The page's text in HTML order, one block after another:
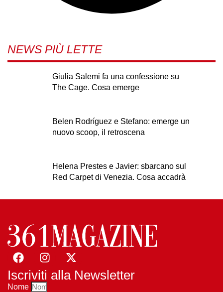
NEWS PIÙ LETTE
Giulia Salemi fa una confessione su
The Cage. Cosa emerge
Belen Rodríguez e Stefano: emerge un
nuovo scoop, il retroscena
Helena Prestes e Javier: sbarcano sul
Red Carpet di Venezia. Cosa accadrà
Iscriviti alla Newsletter
Nome